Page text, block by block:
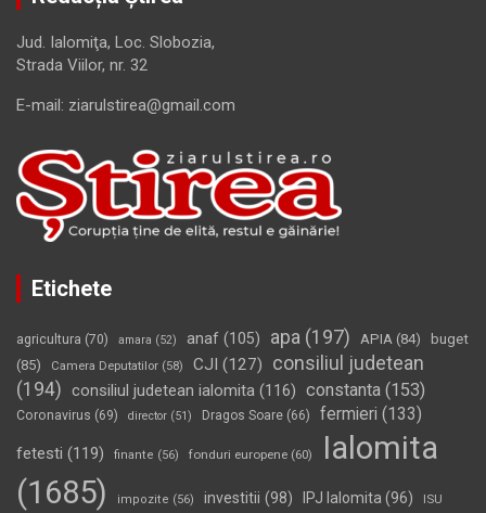
Jud. Ialomiţa, Loc. Slobozia,
Strada Viilor, nr. 32
E-mail: ziarulstirea@gmail.com
Etichete
agricultura (70) amara (52) anaf (105) apa (197) APIA (84)
buget
(85)
Camera Deputatilor (58) CJI (127)
consiliul judetean
(194) consiliul judetean ialomita (116) constanta (153)
Coronavirus (69) director (51) Dragos Soare (66) fermieri (133)
fetesti (119) finante (56) fonduri europene (60)
Ialomita
(1685)
impozite (56) investitii (98) IPJ Ialomita (96) ISU